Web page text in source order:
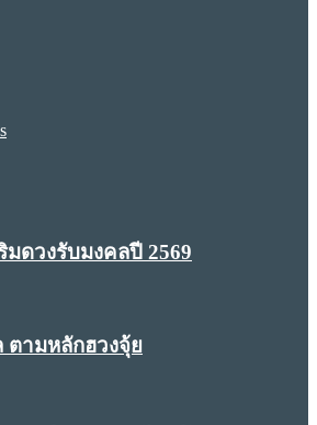
ดวงรับมงคลปี 2569
ตามหลักฮวงจุ้ย